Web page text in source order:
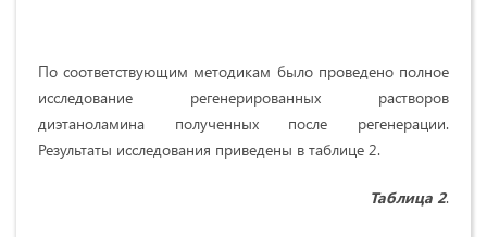
По соответствующим методикам было проведено полное
исследование регенерированных растворов
диэтаноламина полученных после регенерации.
Результаты исследования приведены в таблице 2.
Таблица 2.